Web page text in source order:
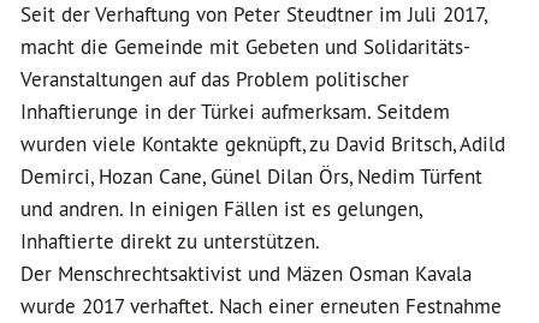
Seit der Verhaftung von Peter Steudtner im Juli 2017,
macht die Gemeinde mit Gebeten und Solidaritäts-
Veranstaltungen auf das Problem politischer
Inhaftierunge in der Türkei aufmerksam. Seitdem
wurden viele Kontakte geknüpft, zu David Britsch, Adild
Demirci, Hozan Cane, Günel Dilan Örs, Nedim Türfent
und andren. In einigen Fällen ist es gelungen,
Inhaftierte direkt zu unterstützen.
Der Menschrechtsaktivist und Mäzen Osman Kavala
wurde 2017 verhaftet. Nach einer erneuten Festnahme